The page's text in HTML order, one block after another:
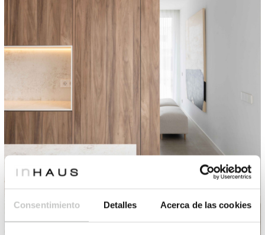
Consentimiento Detalles Acerca de las cookies